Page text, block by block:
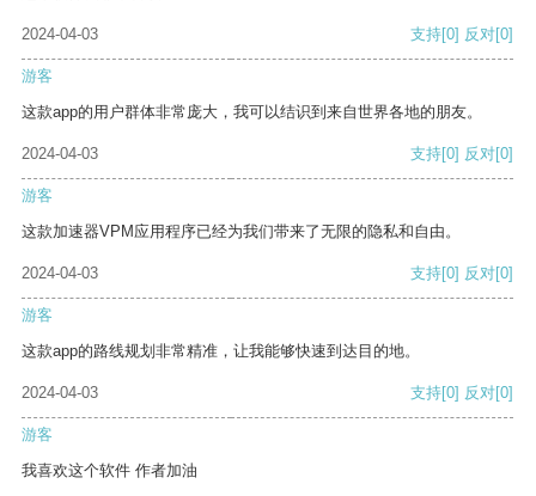
2024-04-03 支持[0] 反对[0]
游客
这款app的用户群体非常庞大，我可以结识到来自世界各地的朋友。
2024-04-03 支持[0] 反对[0]
游客
这款加速器VPM应用程序已经为我们带来了无限的隐私和自由。
2024-04-03 支持[0] 反对[0]
游客
这款app的路线规划非常精准，让我能够快速到达目的地。
2024-04-03 支持[0] 反对[0]
游客
我喜欢这个软件 作者加油